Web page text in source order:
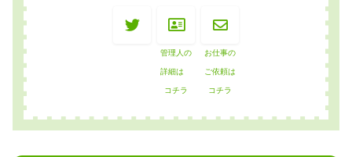
管理人の
詳細は
コチラ
お仕事の
ご依頼は
コチラ